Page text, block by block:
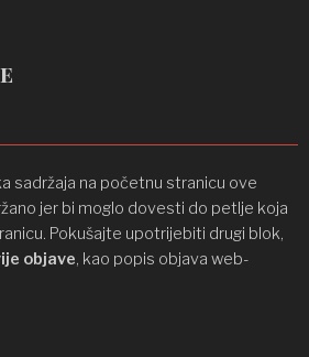
sadržaja na početnu stranicu ove
jer bi moglo dovesti do petlje koja
Pokušajte upotrijebiti drugi blok,
objave, kao popis objava ​​web-